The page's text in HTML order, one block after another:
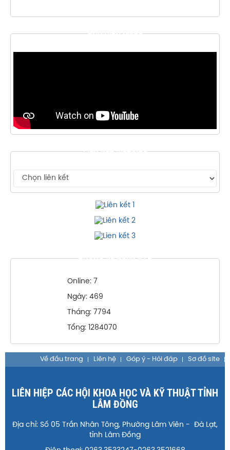
THƯ VIỆN VIDEO
LIÊN KẾT WEBSITE
THỐNG KÊ TRUY CẬP
Online: 7
Ngày: 469
Tháng: 7794
Tổng: 1284070
Về đầu trang Liên hệ Góp ý - Hỏi đáp Sơ đồ site
LIÊN HIỆP CÁC HỘI KHOA HỌC VÀ KỸ THUẬT TỈNH
LÂM ĐỒNG
Địa chỉ: Số 05 Trần Nhân Tông, Phường Lâm Viên - Đà Lạt,
tỉnh Lâm Đồng